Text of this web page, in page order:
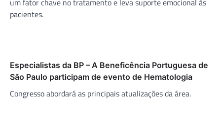
pacientes.
Especialistas da BP – A Beneficência Portuguesa de
São Paulo participam de evento de Hematologia
Congresso abordará as principais atualizações da área.